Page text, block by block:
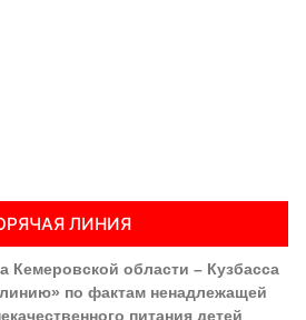
ЛИНИЯ
Кемеровской области – Кузбасса
по фактам ненадлежащей
питания детей